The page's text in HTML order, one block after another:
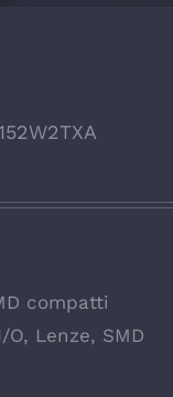
compatti
O, Lenze, SMD